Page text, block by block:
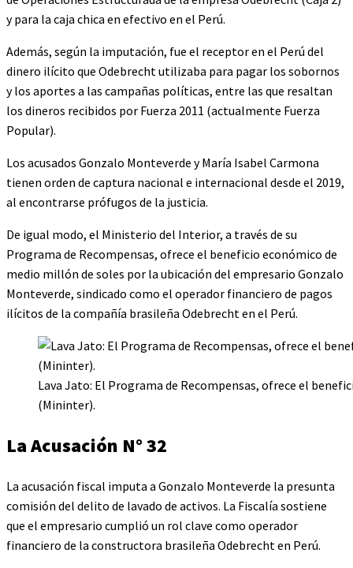
y para la caja chica en efectivo en el Perú.
Además, según la imputación, fue el receptor en el Perú del
dinero ilícito que Odebrecht utilizaba para pagar los sobornos
y los aportes a las campañas políticas, entre las que resaltan
los dineros recibidos por Fuerza 2011 (actualmente Fuerza
Popular).
Los acusados Gonzalo Monteverde y María Isabel Carmona
tienen orden de captura nacional e internacional desde el 2019,
al encontrarse prófugos de la justicia.
De igual modo, el Ministerio del Interior, a través de su
Programa de Recompensas, ofrece el beneficio económico de
medio millón de soles por la ubicación del empresario Gonzalo
Monteverde, sindicado como el operador financiero de pagos
ilícitos de la compañía brasileña Odebrecht en el Perú.
Lava Jato: El Programa de Recompensas, ofrece el
(Mininter).
La Acusación N° 32
La acusación fiscal imputa a Gonzalo Monteverde la presunta
comisión del delito de lavado de activos. La Fiscalía sostiene
que el empresario cumplió un rol clave como operador
financiero de la constructora brasileña Odebrecht en Perú.